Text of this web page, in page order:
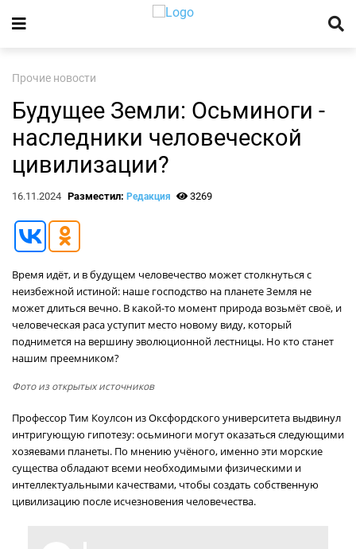
Прочие новости
Будущее Земли: Осьминоги -
наследники человеческой
цивилизации?
16.11.2024 Разместил: Редакция 3269
Время идёт, и в будущем человечество может столкнуться с
неизбежной истиной: наше господство на планете Земля не
может длиться вечно. В какой-то момент природа возьмёт своё, и
человеческая раса уступит место новому виду, который
поднимется на вершину эволюционной лестницы. Но кто станет
нашим преемником?
Фото из открытых источников
Профессор Тим Коулсон из Оксфордского университета выдвинул
интригующую гипотезу: осьминоги могут оказаться следующими
хозяевами планеты. По мнению учёного, именно эти морские
существа обладают всеми необходимыми физическими и
интеллектуальными качествами, чтобы создать собственную
цивилизацию после исчезновения человечества.